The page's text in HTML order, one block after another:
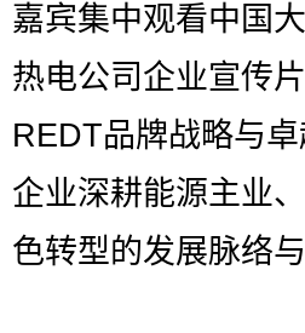
嘉宾集中观看中国
热电公司企业宣传
REDT品牌战略与
企业深耕能源主业
色转型的发展脉络与